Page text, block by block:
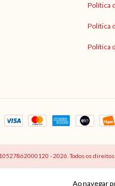
Ao navegar
Política
Política
Política
- 2026. Todos os direitos